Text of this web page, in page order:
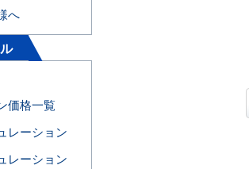
川
へ
価格一覧
レーション
レーション